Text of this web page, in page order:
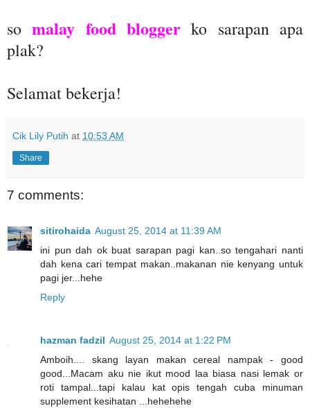
somalay food blogger ko sarapan apa
plak?
Selamat bekerja!
Cik Lily Putih at 10:53 AM
Share
7 comments:
sitirohaida August 25, 2014 at 11:39 AM
ini pun dah ok buat sarapan pagi kan..so tengahari nanti
dah kena cari tempat makan..makanan nie kenyang untuk
pagi jer...hehe
Reply
hazman fadzil August 25, 2014 at 1:22 PM
Amboih.... skang layan makan cereal nampak - good
good...Macam aku nie ikut mood laa biasa nasi lemak or
roti tampal...tapi kalau kat opis tengah cuba minuman
supplement kesihatan ...hehehehe